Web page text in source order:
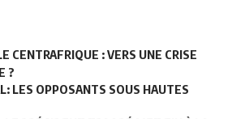
CENTRAFRIQUE : VERS UNE CRISE
?
LES OPPOSANTS SOUS HAUTES